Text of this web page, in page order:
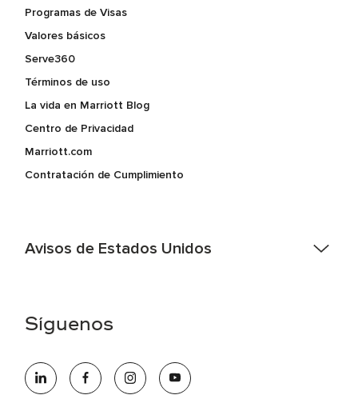
Programas de Visas
Valores básicos
Serve360
Términos de uso
La vida en Marriott Blog
Centro de Privacidad
Marriott.com
Contratación de Cumplimiento
Avisos de Estados Unidos
electrónico hqaffirmativeaction@marriott.com
oportunidades que se compromete a contratar una fuerza
Síguenos